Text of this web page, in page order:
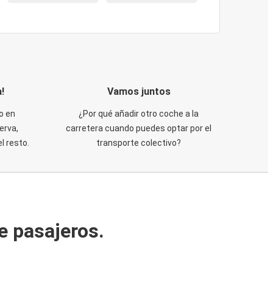
en
resto.
Vamos juntos
¿Por qué añadir otro coche a la
carretera cuando puedes optar por el
transporte colectivo?
pasajeros.